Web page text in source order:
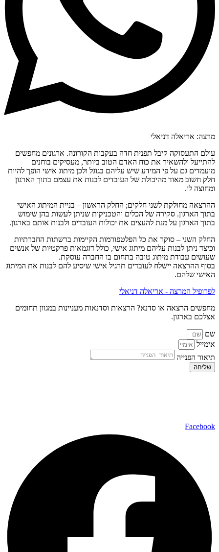
מרצה: אריאלה דניאלי
עולם התעסוקה קיבל תפנית חדה בעקבות הקורונה. ארגונים מחפשים
להתייעל ולהשאיר את כוח האדם הטוב ביותר, מעסיקים בוחנים
מועמדים גם על פי המידע שיש עליהם בגוגל ולכן מיתוג אישי הופך להיות
חלק חשוב מאוד מהיכולת של העובדים לבנות את עצמם בתוך הארגון
ומחוצה לו.
ההרצאה מחולקת לשני חלקים; החלק הראשון – בניית המיתוג האישי
בתוך הארגון. סקירה של הכלים והטכניקות שניתן לעשות בהן שימוש
בתוך הארגון על מנת להעצים את יכולות העובדים ולבנות אותם בארגון.
החלק השני – סוקר את כל הפלטפורמות הקיימות ברשתות החברתיות
וכיצד ניתן לבנות עליהם מיתוג אישי, כולל דוגמאות פרקטיות של אנשים
שעושים עבודת מיתוג טובה בתחום בו החברה עוסקת.
בסוף ההרצאה יישלח לעובדים תרגיל אישי שיסיע להם לבנות את המיתוג
האישי שלהם.
לפרופיל המרצה - אריאלה דניאלי
מחפשים הרצאה או סדנא? הרצאות וסדנאות מעניינות במגוון תחומים
אצלכם בארגון.
שם
אימייל
תיאור הפנייה
שליחה
Facebook